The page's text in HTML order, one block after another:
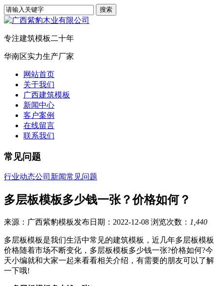
专注建筑模板二十年
华南区实力生产厂家
网站首页
关于我们
广西建筑模板
新闻中心
客户案例
在线留言
联系我们
常见问题
行业动态公司新闻常见问题
多层板模板多少钱一张？价格如何？
来源：广西紫豹模板发布日期：2022-12-08 浏览次数： 1,440
多层板模板是我们生活中常见的建筑模板，近几年多层板模板
价格随着市场不断变化，多层板模板多少钱一张?价格如何?今
天小编就和大家一起来看看相关介绍，有需要的朋友可以了解
一下哦!